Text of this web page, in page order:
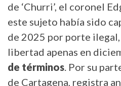
de ‘Churri’, el coronel
este sujeto había sido
de 2025 por porte
libertad apenas en
de términos. Por su
de Cartagena, registra